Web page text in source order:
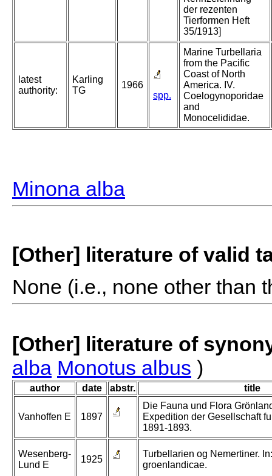
der rezenten
Tierformen Heft
35/1913]
latest
authority:
Karling
TG
1966
spp.
Marine Turbellaria
from the Pacific
Coast of North
America. IV.
Coelogynoporidae
and
Monocelididae.
Minona alba
[Other] literature of valid
None (i.e., none other than
[Other] literature of
alba Monotus albus )
author date abstr. title
Vanhoffen E 1897
Die Fauna und Flora
Expedition der Gesellschaft
1891-1893.
Wesenberg-
Lund E
1925
Turbellarien og Nemertiner.
groenlandicae.